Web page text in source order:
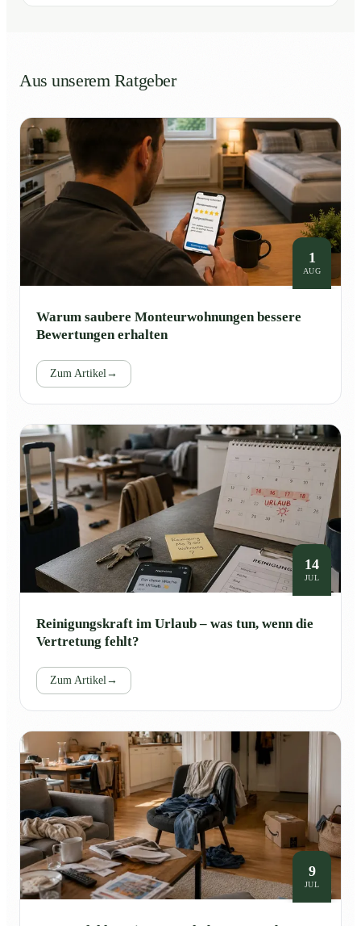
Aus unserem Ratgeber
1
AUG
Warum saubere Monteurwohnungen bessere
Bewertungen erhalten
Zum Artikel →
14
JUL
Reinigungskraft im Urlaub – was tun, wenn die
Vertretung fehlt?
Zum Artikel →
9
JUL